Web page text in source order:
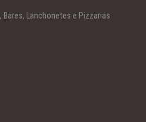
Lanchonetes e Pizzarias